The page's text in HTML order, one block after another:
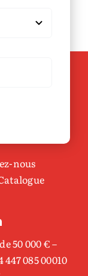
nous
50 000 € –
447 085 00010